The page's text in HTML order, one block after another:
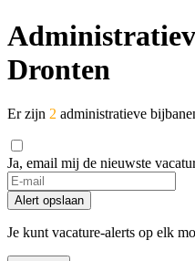
Dronten
Er zijn 2 administratieve
Ja, email mij de nieuwste
Alert opslaan
Je kunt vacature-alerts op elk